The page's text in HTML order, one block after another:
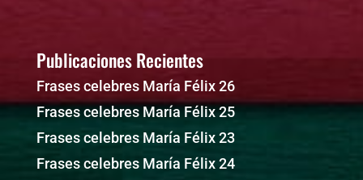
Publicaciones Recientes
Frases celebres María Félix 26
Frases celebres María Félix 25
Frases celebres María Félix 23
Frases celebres María Félix 24